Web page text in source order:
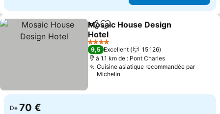
PartagerAjouter à mes favoris
Mosaic House Design
Hotel
Consulter les prix
4 Étoiles
9,5 Excellent
15 126
à 1.1 km de : Pont Charles
Cuisine asiatique recommandée par
Michelin
De 70 €